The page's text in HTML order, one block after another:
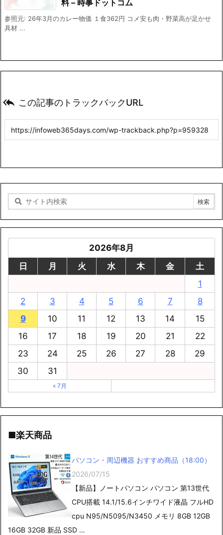
料 – 時事ドットコム
参照元: 26年3月のカレー物価 １食362円 コメ安も肉・野菜高が足かせ
具材 ...
 この記事のトラックバックURL
2026年8月
日
月 火 水 木 金
土
1
2
3 4 5 6 7
8
9
10 11 12 13 14
15
16
17 18 19 20 21
22
23
24 25 26 27 28
29
30
31
« 7月
■楽天商品
パソコン・周辺機器 おすすめ商品（18:00）
2026/07/15
【新品】ノートパソコン パソコン 第13世代
CPU搭載 14.1/15.6インチワイド液晶 フルHD
cpu N95/N5095/N3450 メモリ 8GB 12GB
16GB 32GB 新品 SSD …